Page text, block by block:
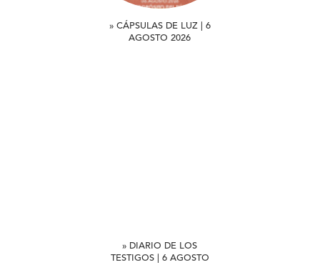
» CÁPSULAS DE LUZ | 6
AGOSTO 2026
» DIARIO DE LOS
TESTIGOS | 6 AGOSTO